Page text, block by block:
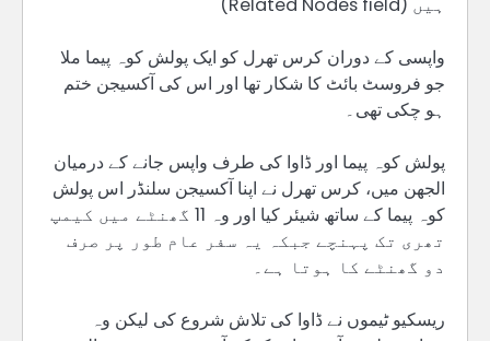
واپسی کے دوران کرس تھرل کو ایک پولش کوہ پیما ملا
جو فروسٹ بائٹ کا شکار تھا اور اس کی آکسیجن ختم
ہو چکی تھی۔
پولش کوہ پیما اور ڈاوا کی طرف واپس جانے کے درمیان
الجھن میں، کرس تھرل نے اپنا آکسیجن سلنڈر اس پولش
کوہ پیما کے ساتھ شیئر کیا اور وہ 11 گھنٹے میں کیمپ
تھری تک پہنچے جبکہ یہ سفر عام طور پر صرف
دو گھنٹے کا ہوتا ہے۔
ریسکیو ٹیموں نے ڈاوا کی تلاش شروع کی لیکن وہ